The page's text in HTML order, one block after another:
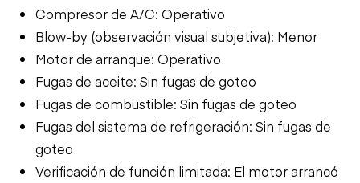
Compresor de A/C: Operativo
Blow-by (observación visual subjetiva): Menor
Motor de arranque: Operativo
Fugas de aceite: Sin fugas de goteo
Fugas de combustible: Sin fugas de goteo
Fugas del sistema de refrigeración: Sin fugas de
goteo
Verificación de función limitada: El motor arrancó